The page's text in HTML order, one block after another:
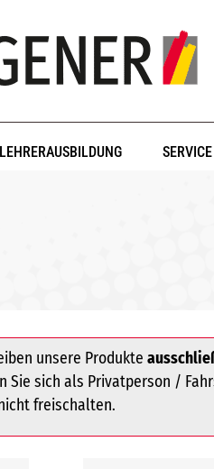
unsere Produkte
sich als Privatperson /
freischalten.